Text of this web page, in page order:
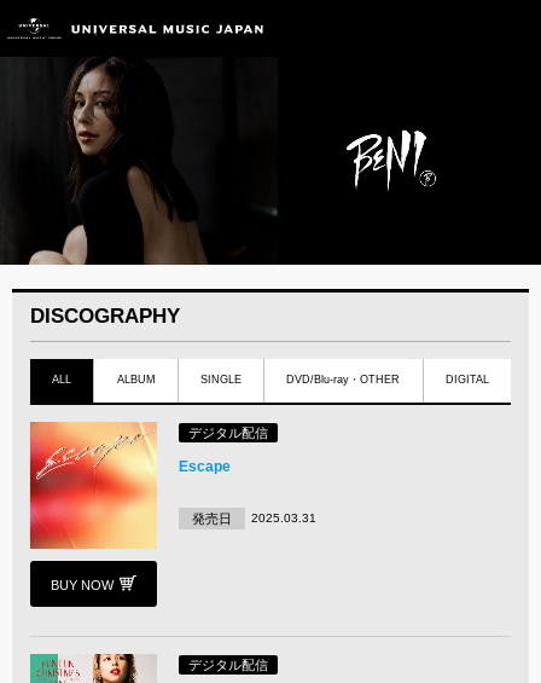
DISCOGRAPHY
ALL ALBUM SINGLE DVD/Blu-ray・OTHER DIGITAL
BUY NOW
デジタル配信
Escape
発売日 2025.03.31
デジタル配信